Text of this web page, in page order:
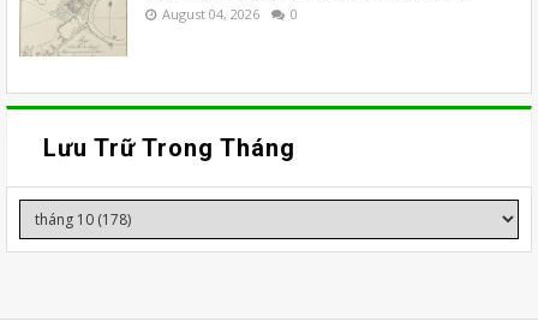
August 04, 2026 0
Lưu Trữ Trong Tháng